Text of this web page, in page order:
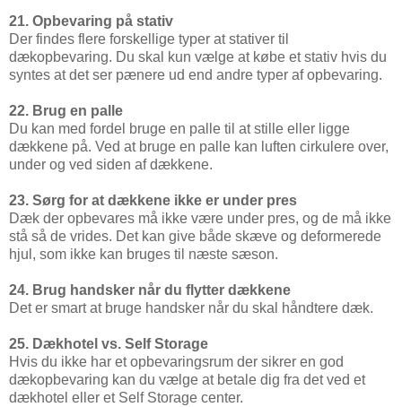
21. Opbevaring på stativ
Der findes flere forskellige typer at stativer til
dækopbevaring. Du skal kun vælge at købe et stativ hvis du
syntes at det ser pænere ud end andre typer af opbevaring.
22. Brug en palle
Du kan med fordel bruge en palle til at stille eller ligge
dækkene på. Ved at bruge en palle kan luften cirkulere over,
under og ved siden af dækkene.
23. Sørg for at dækkene ikke er under pres
Dæk der opbevares må ikke være under pres, og de må ikke
stå så de vrides. Det kan give både skæve og deformerede
hjul, som ikke kan bruges til næste sæson.
24. Brug handsker når du flytter dækkene
Det er smart at bruge handsker når du skal håndtere dæk.
25. Dækhotel vs. Self Storage
Hvis du ikke har et opbevaringsrum der sikrer en god
dækopbevaring kan du vælge at betale dig fra det ved et
dækhotel eller et Self Storage center.